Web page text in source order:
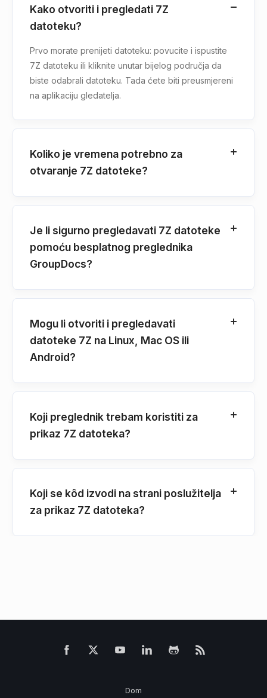
Kako otvoriti i pregledati 7Z
datoteku?
Prvo morate prenijeti datoteku: povucite i ispustite
7Z datoteku ili kliknite unutar bijelog područja da
biste odabrali datoteku. Tada ćete biti preusmjereni
na aplikaciju gledatelja.
Koliko je vremena potrebno za
otvaranje 7Z datoteke?
Je li sigurno pregledavati 7Z datoteke
pomoću besplatnog preglednika
GroupDocs?
Mogu li otvoriti i pregledavati
datoteke 7Z na Linux, Mac OS ili
Android?
Koji preglednik trebam koristiti za
prikaz 7Z datoteka?
Koji se kôd izvodi na strani poslužitelja
za prikaz 7Z datoteka?
Dom